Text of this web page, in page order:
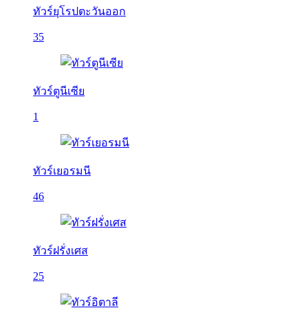
ทัวร์ยุโรปตะวันออก
35
ทัวร์ตูนีเซีย
1
ทัวร์เยอรมนี
46
ทัวร์ฝรั่งเศส
25